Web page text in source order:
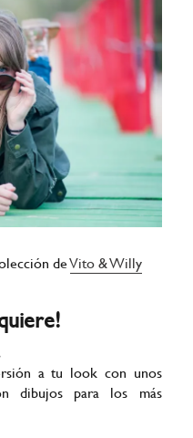
deVito & Willy
a tu look con unos
dibujos para los más